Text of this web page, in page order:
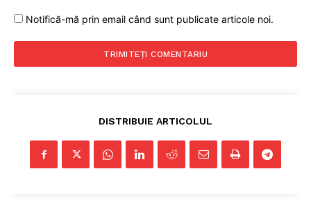
PRESShub
Despre noi / Echipa
Proiecte editoriale
Notifică-mă prin email când sunt publicate articole noi.
DISTRIBUIE ARTICOLUL